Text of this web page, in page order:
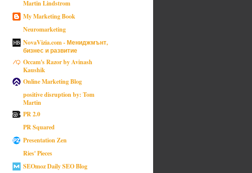
Martin Lindstrom
My Marketing Book
Neuromarketing
NovaVizia.com - Мениджмънт,
бизнес и развитие
Occam's Razor by Avinash
Kaushik
Online Marketing Blog
positive disruption by: Tom
Martin
PR 2.0
PR Squared
Presentation Zen
Ries' Pieces
SEOmoz Daily SEO Blog